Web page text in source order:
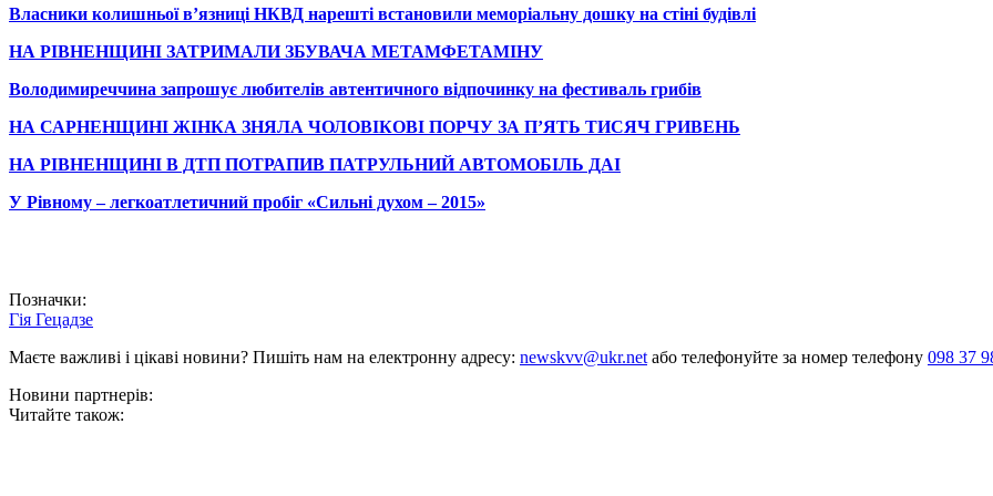
Власники колишньої в’язниці НКВД нарешті встановили меморіальну дошку на стіні будівлі
НА РІВНЕНЩИНІ ЗАТРИМАЛИ ЗБУВАЧА МЕТАМФЕТАМІНУ
Володимиреччина запрошує любителів автентичного відпочинку на фестиваль грибів
НА САРНЕНЩИНІ ЖІНКА ЗНЯЛА ЧОЛОВІКОВІ ПОРЧУ ЗА П’ЯТЬ ТИСЯЧ ГРИВЕНЬ
НА РІВНЕНЩИНІ В ДТП ПОТРАПИВ ПАТРУЛЬНИЙ АВТОМОБІЛЬ ДАІ
У Рівному – легкоатлетичний пробіг «Сильні духом – 2015»
Позначки:
Гія Гецадзе
Маєте важливі і цікаві новини? Пишіть нам на електронну адресу: newskvv@ukr.netабо телефонуйте за номер телефону 098 37
Новини партнерів:
Читайте також: